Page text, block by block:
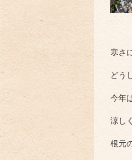
寒さ
どう
今年
涼し
根元